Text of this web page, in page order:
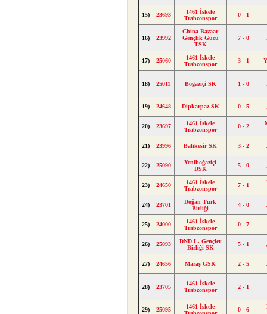
15) 23693
1461 İskele
Trabzonspor
0 - 1
16) 23992
China Bazaar
Gençlik Gücü
TSK
7 - 0
17) 25060
1461 İskele
Trabzonspor
3 - 1
18) 25011 Boğaziçi SK 1 - 0
19) 24648 Dipkarpaz SK 0 - 5
20) 23697
1461 İskele
Trabzonspor
0 - 2
21) 23996 Balıkesir SK 3 - 2
22) 25090
Yeniboğaziçi
DSK
5 - 0
23) 24650
1461 İskele
Trabzonspor
7 - 1
24) 23701
Doğan Türk
Birliği
4 - 0
25) 24000
1461 İskele
Trabzonspor
0 - 7
26) 25093
DND L. Gençler
Birliği SK
5 - 1
27) 24656 Maraş GSK 2 - 5
28) 23705
1461 İskele
Trabzonspor
2 - 1
29) 25095
1461 İskele
0 - 6